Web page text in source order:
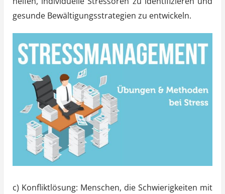
gesunde Bewältigungsstrategien zu entwickeln.
c) Konfliktlösung: Menschen, die Schwierigkeiten mit